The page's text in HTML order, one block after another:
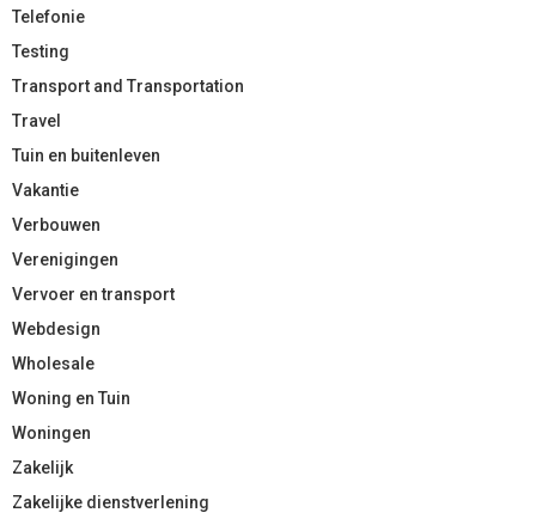
Telefonie
Testing
Transport and Transportation
Travel
Tuin en buitenleven
Vakantie
Verbouwen
Verenigingen
Vervoer en transport
Webdesign
Wholesale
Woning en Tuin
Woningen
Zakelijk
Zakelijke dienstverlening